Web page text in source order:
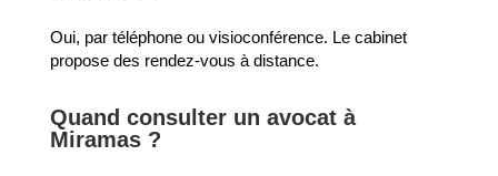
Oui, par téléphone ou visioconférence. Le cabinet
propose des rendez-vous à distance.
Quand consulter un avocat à
Miramas ?